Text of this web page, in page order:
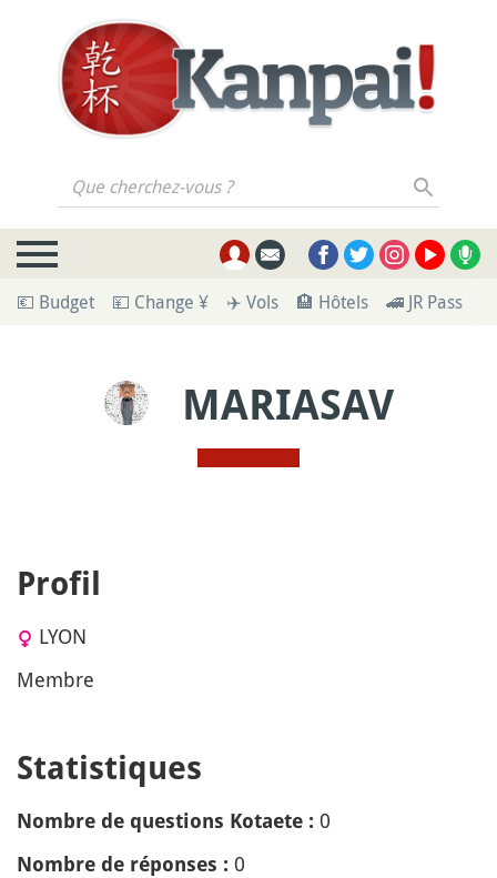
Que cherchez-vous ?
💶 Budget 💴 Change ¥ ✈️ Vols 🏨 Hôtels 🚄 JR Pass
MARIASAV
Profil
LYON
Membre
Statistiques
Nombre de questions Kotaete : 0
Nombre de réponses : 0